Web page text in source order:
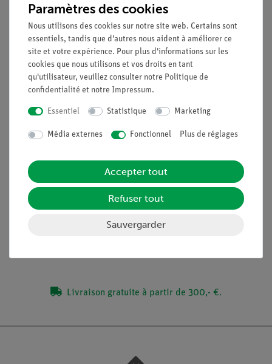
Les élèves doivent mesurer la hauteur à laquelle l'eau monte
dans quatre tubes capillaires et étudier le graphique qui en
résulte.
Dans un problème supplémentaire, le graphique généré par le
tracé des valeurs mesurées en fonction de l'inverse des
diamètres doit être analysé.
Contenu de livraison
Livraison gratuite à partir de 300,- €.
Paramètres des cookies
Nous utilisons des cookies sur notre site web. Certains sont
essentiels, tandis que d'autres nous aident à améliorer ce
site et votre expérience. Pour plus d'informations sur les
cookies que nous utilisons et vos droits en tant
qu'utilisateur, veuillez consulter notre Politique de
confidentialité et notre Impressum.
Essentiel Statistique Marketing
Média externes Fonctionnel Plus de réglages
Accepter tout
Refuser tout
Sauvergarder